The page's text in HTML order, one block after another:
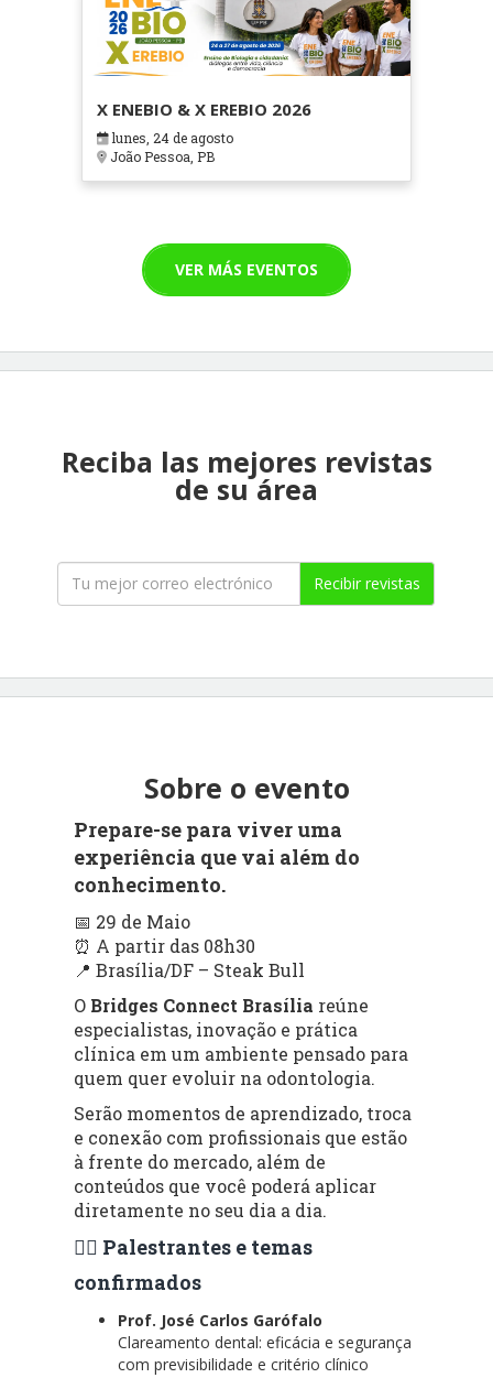
X ENEBIO & X EREBIO 2026
lunes, 24 de agosto
João Pessoa, PB
VER MÁS EVENTOS
Reciba las mejores revistas
de su área
Recibir revistas
Sobre o evento
Prepare-se para viver uma
experiência que vai além do
conhecimento.
📅 29 de Maio
⏰ A partir das 08h30
📍 Brasília/DF – Steak Bull
O Bridges Connect Brasília reúne
especialistas, inovação e prática
clínica em um ambiente pensado para
quem quer evoluir na odontologia.
Serão momentos de aprendizado, troca
e conexão com profissionais que estão
à frente do mercado, além de
conteúdos que você poderá aplicar
diretamente no seu dia a dia.
👨‍⚕️ Palestrantes e temas
confirmados
Prof. José Carlos Garófalo
Clareamento dental: eficácia e segurança
com previsibilidade e critério clínico